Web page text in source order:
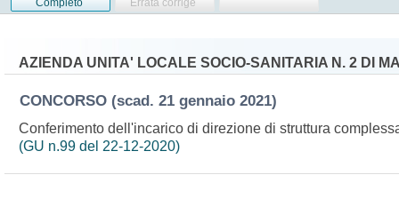
AZIENDA UNITA' LOCALE SOCIO-SANITARIA N. 2 DI
CONCORSO (scad. 21 gennaio 2021)
Conferimento dell'incarico di direzione di struttura
(GU n.99 del 22-12-2020)